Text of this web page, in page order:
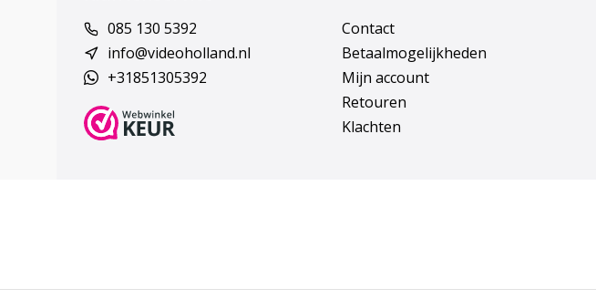
085 130 5392
info@videoholland.nl
+31851305392
Contact
Betaalmogelijkheden
Mijn account
Retouren
Klachten